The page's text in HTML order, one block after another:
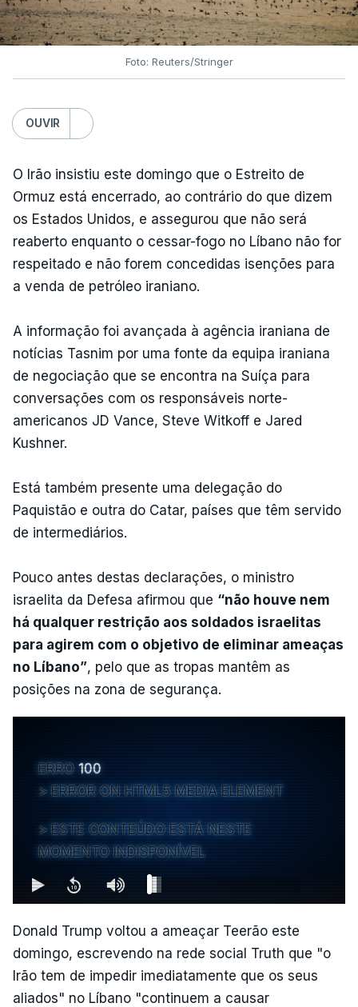
Foto: Reuters/Stringer
OUVIR
O Irão insistiu este domingo que o Estreito de
Ormuz está encerrado, ao contrário do que dizem
os Estados Unidos, e assegurou que não será
reaberto enquanto o cessar-fogo no Líbano não for
respeitado e não forem concedidas isenções para
a venda de petróleo iraniano.
A informação foi avançada à agência iraniana de
notícias Tasnim por uma fonte da equipa iraniana
de negociação que se encontra na Suíça para
conversações com os responsáveis norte-
americanos JD Vance, Steve Witkoff e Jared
Kushner.
Está também presente uma delegação do
Paquistão e outra do Catar, países que têm servido
de intermediários.
Pouco antes destas declarações, o ministro
israelita da Defesa afirmou que “não houve nem
há qualquer restrição aos soldados israelitas
para agirem com o objetivo de eliminar ameaças
no Líbano”, pelo que as tropas mantêm as
posições na zona de segurança.
ERRO 100
ERROR ON HTML5 MEDIA ELEMENT
ESTE CONTEÚDO ESTÁ NESTE
MOMENTO INDISPONÍVEL
Donald Trump voltou a ameaçar Teerão este
domingo, escrevendo na rede social Truth que "o
Irão tem de impedir imediatamente que os seus
aliados" no Líbano "continuem a causar